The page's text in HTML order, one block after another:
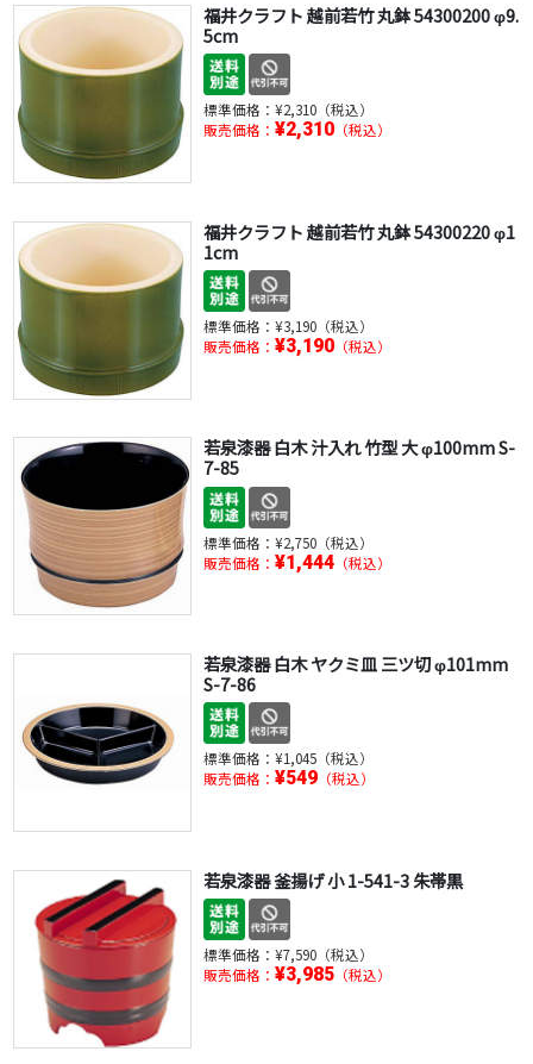
福井クラフト 越前若竹 丸鉢 54300200 φ9.
5cm
標準価格： ¥2,310（税込）
販売価格： ¥2,310（税込）
福井クラフト 越前若竹 丸鉢 54300220 φ1
1cm
標準価格： ¥3,190（税込）
販売価格： ¥3,190（税込）
若泉漆器 白木 汁入れ 竹型 大 φ100mm S-
7-85
標準価格： ¥2,750（税込）
販売価格： ¥1,444（税込）
若泉漆器 白木 ヤクミ皿 三ツ切 φ101mm
S-7-86
標準価格： ¥1,045（税込）
販売価格： ¥549（税込）
若泉漆器 釜揚げ 小 1-541-3 朱帯黒
標準価格： ¥7,590（税込）
販売価格： ¥3,985（税込）